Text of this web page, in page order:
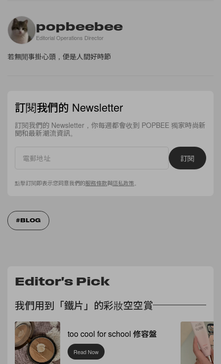
popbeebee
Editorial Operations Director
若無閒事掛心頭，便是人間好時節
訂閱我們的 Newsletter
訂閱我們的 Newsletter，你每週都會收到 POPBEE 獨家時尚新
聞和最新潮流資訊。
訂閱
點擊訂閱即表示您同意我們的服務條款與隱私政策
BLOG
Editor's Pick
我們用到「鐵片」的彩妝空空賞
too cool for school 修容盤
Read Now